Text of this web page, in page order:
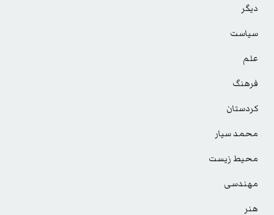
دیگر
سیاست
علم
فرهنگ
کردستان
محمد سیار
محیط زیست
مهندسی
هنر